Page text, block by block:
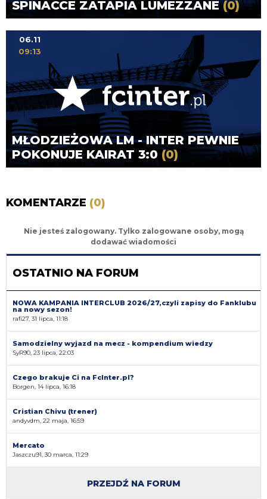
SPINACCE ZATAPIA LUMEZZANE(0)
MŁODZIEŻOWA LM - INTER PEWNIE
POKONUJE KAIRAT 3:0(0)
06.11
09:13
KOMENTARZE (0)
Nie jesteś zalogowany. Tylko zalogowane osoby, mogą
dodawać wiadomości
OSTATNIO NA FORUM
NOWA KAMPANIA INTERCLUB 2026/27,czyli zapisy do Fanklubu
na nowy sezon!
rafi27, 31 lipca, 11:18
Samodzielny wyjazd na mecz - kompendium wiedzy
SyR90, 23 lipca, 22:03
Czego brakuje Ci na FcInter.pl?
Borgen, 14 lipca, 16:18
Cristian Chivu (trener)
andyvdm, 22 maja, 16:59
Mercato
Jaszczu91, 30 marca, 11:29
PRZEJDŹ NA FORUM